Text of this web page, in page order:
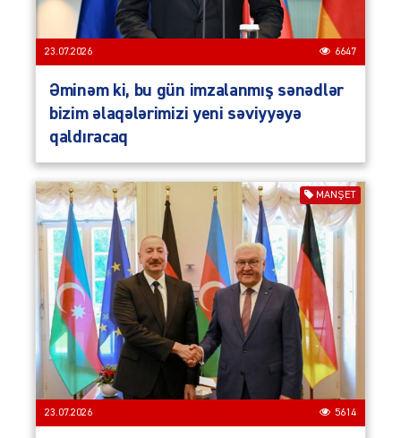
23.07.2026 6647
Əminəm ki, bu gün imzalanmış sənədlər
bizim əlaqələrimizi yeni səviyyəyə
qaldıracaq
MANŞET
23.07.2026 5614